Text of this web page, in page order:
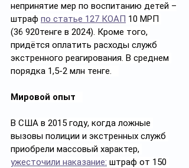
непринятие мер по воспитанию детей –
штраф по статье 127 КОАП 10 МРП
(36 920тенге в 2024). Кроме того,
придётся оплатить расходы служб
экстренного реагирования. В среднем
порядка 1,5-2 млн тенге.
Мировой опыт
В США в 2015 году, когда ложные
вызовы полиции и экстренных служб
приобрели массовый характер,
ужесточили наказание: штраф от 150